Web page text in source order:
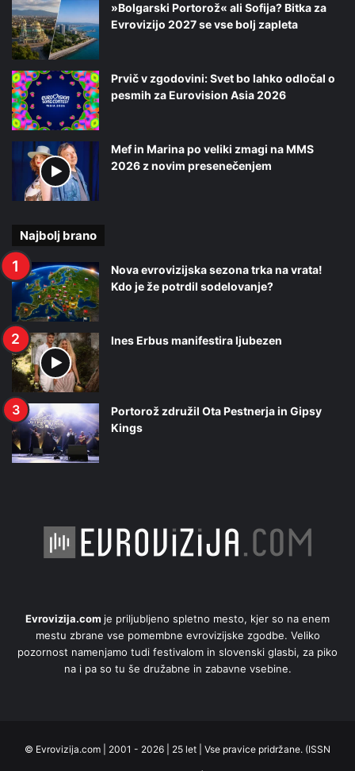
»Bolgarski Portorož« ali Sofija? Bitka za
Evrovizijo 2027 se vse bolj zapleta
Prvič v zgodovini: Svet bo lahko odločal o
pesmih za Eurovision Asia 2026
Mef in Marina po veliki zmagi na MMS
2026 z novim presenečenjem
Najbolj brano
Nova evrovizijska sezona trka na vrata!
Kdo je že potrdil sodelovanje?
Ines Erbus manifestira ljubezen
Portorož združil Ota Pestnerja in Gipsy
Kings
Evrovizija.com je priljubljeno spletno mesto, kjer so na enem
mestu zbrane vse pomembne evrovizijske zgodbe. Veliko
pozornost namenjamo tudi festivalom in slovenski glasbi, za piko
na i pa so tu še družabne in zabavne vsebine.
© Evrovizija.com | 2001 - 2026 | 25 let | Vse pravice pridržane. (ISSN